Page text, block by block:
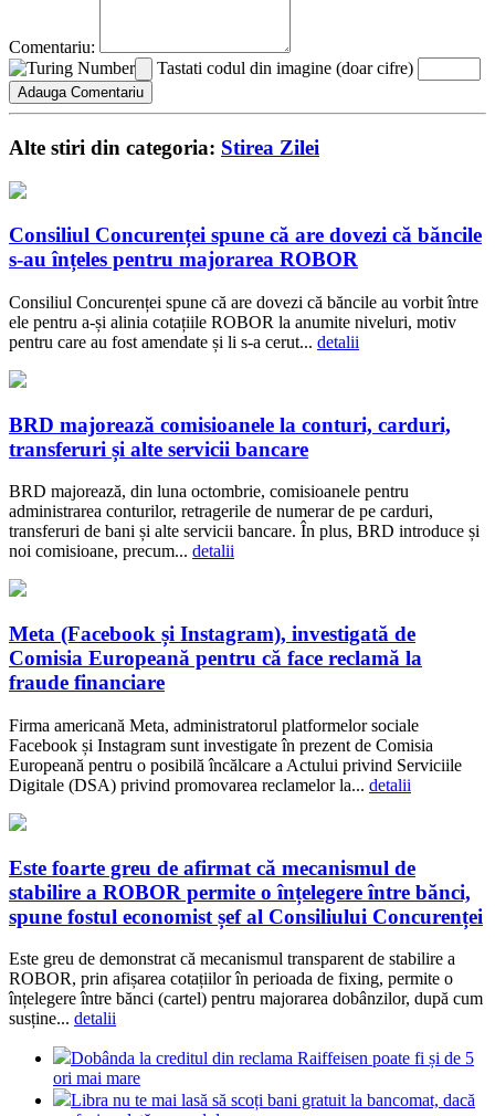
Comentariu:
Tastati codul din imagine (doar cifre)
Alte stiri din categoria: Stirea Zilei
Consiliul Concurenței spune că are dovezi că băncile
s-au înțeles pentru majorarea ROBOR
Consiliul Concurenței spune că are dovezi că băncile au vorbit între
ele pentru a-și alinia cotațiile ROBOR la anumite niveluri, motiv
pentru care au fost amendate și li s-a cerut... detalii
BRD majorează comisioanele la conturi, carduri,
transferuri și alte servicii bancare
BRD majorează, din luna octombrie, comisioanele pentru
administrarea conturilor, retragerile de numerar de pe carduri,
transferuri de bani și alte servicii bancare. În plus, BRD introduce și
noi comisioane, precum... detalii
Meta (Facebook și Instagram), investigată de
Comisia Europeană pentru că face reclamă la
fraude financiare
Firma americană Meta, administratorul platformelor sociale
Facebook și Instagram sunt investigate în prezent de Comisia
Europeană pentru o posibilă încălcare a Actului privind Serviciile
Digitale (DSA) privind promovarea reclamelor la... detalii
Este foarte greu de afirmat că mecanismul de
stabilire a ROBOR permite o înțelegere între bănci,
spune fostul economist șef al Consiliului Concurenței
Este greu de demonstrat că mecanismul transparent de stabilire a
ROBOR, prin afișarea cotațiilor în perioada de fixing, permite o
înțelegere între bănci (cartel) pentru majorarea dobânzilor, după cum
susține... detalii
Dobânda la creditul din reclama Raiffeisen poate fi și de 5
ori mai mare
Libra nu te mai lasă să scoți bani gratuit la bancomat, dacă